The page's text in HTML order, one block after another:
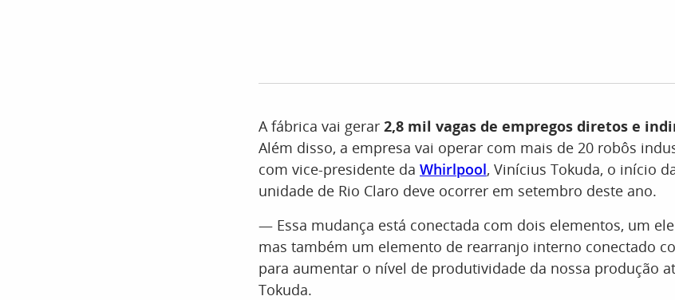
A fábrica vai gerar 2,8 mil vagas de empregos diretos e
Além disso, a empresa vai operar com mais de 20 robôs
com vice-presidente da Whirlpool, Vinícius Tokuda, o início
unidade de Rio Claro deve ocorrer em setembro deste ano.
— Essa mudança está conectada com dois elementos, um
mas também um elemento de rearranjo interno conectado
para aumentar o nível de produtividade da nossa produção
Tokuda.